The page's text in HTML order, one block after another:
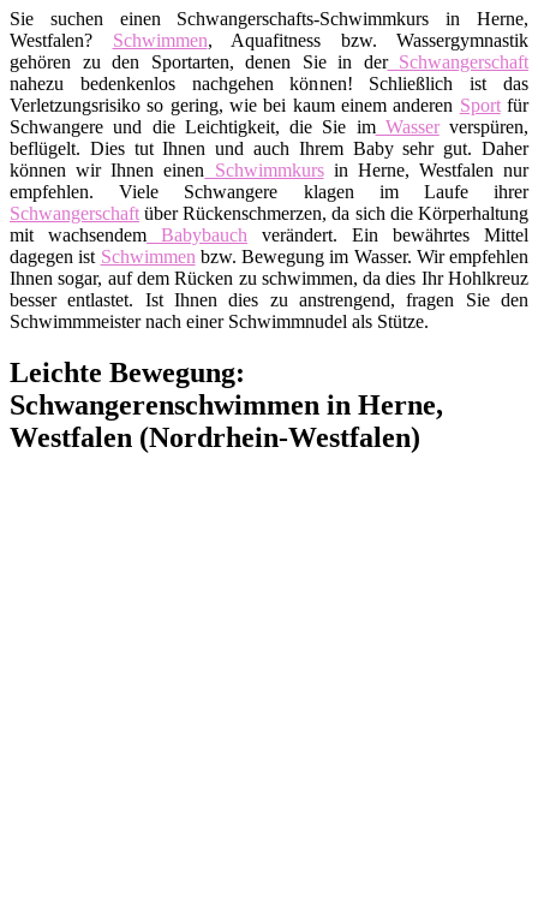
Sie suchen einen Schwangerschafts-Schwimmkurs in Herne,
Westfalen? Schwimmen, Aquafitness bzw. Wassergymnastik
gehören zu den Sportarten, denen Sie in derSchwangerschaft
nahezu bedenkenlos nachgehen können! Schließlich ist das
Verletzungsrisiko so gering, wie bei kaum einem anderen Sportfür
Schwangere und die Leichtigkeit, die Sie imWasserverspüren,
beflügelt. Dies tut Ihnen und auch Ihrem Baby sehr gut. Daher
können wir Ihnen einen Schwimmkursin Herne, Westfalen nur
empfehlen. Viele Schwangere klagen im Laufe ihrer
Schwangerschaft über Rückenschmerzen, da sich die Körperhaltung
mit wachsendem Babybauch verändert. Ein bewährtes Mittel
dagegen ist Schwimmen bzw. Bewegung im Wasser. Wir empfehlen
Ihnen sogar, auf dem Rücken zu schwimmen, da dies Ihr Hohlkreuz
besser entlastet. Ist Ihnen dies zu anstrengend, fragen Sie den
Schwimmmeister nach einer Schwimmnudel als Stütze.
Leichte Bewegung:
Schwangerenschwimmen in Herne,
Westfalen (Nordrhein-Westfalen)